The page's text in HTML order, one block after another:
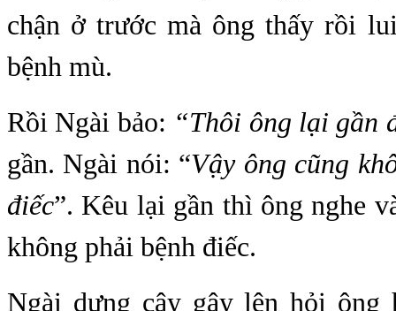
chận ở trước mà ông thấy rồi
bệnh mù.
Rồi Ngài bảo: “Thôi ông lại gần
gần. Ngài nói: “Vậy ông cũng
điếc”. Kêu lại gần thì ông nghe
không phải bệnh điếc.
Ngài dựng cây gậy lên hỏi ông